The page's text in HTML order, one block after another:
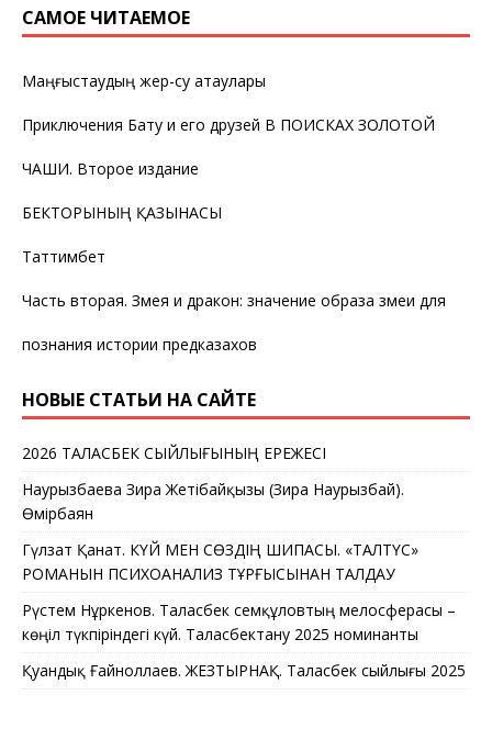
САМОЕ ЧИТАЕМОЕ
Маңғыстаудың жер-су атаулары
Приключения Бату и его друзей В ПОИСКАХ ЗОЛОТОЙ
ЧАШИ. Второе издание
БЕКТОРЫНЫҢ ҚАЗЫНАСЫ
Таттимбет
Часть вторая. Змея и дракон: значение образа змеи для
познания истории предказахов
НОВЫЕ СТАТЬИ НА САЙТЕ
2026 ТАЛАСБЕК СЫЙЛЫҒЫНЫҢ ЕРЕЖЕСІ
Наурызбаева Зира Жетібайқызы (Зира Наурызбай).
Өмірбаян
Гүлзат Қанат. КҮЙ МЕН СӨЗДІҢ ШИПАСЫ. «ТАЛТҮС»
РОМАНЫН ПСИХОАНАЛИЗ ТҰРҒЫСЫНАН ТАЛДАУ
Рүстем Нұркенов. Таласбек Әсемқұловтың мелосферасы –
көңіл түкпіріндегі күй. Таласбектану 2025 номинанты
Қуандық Ғайноллаев. ЖЕЗТЫРНАҚ. Таласбек сыйлығы 2025